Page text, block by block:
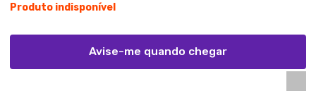
Produto indisponível
Avise-me quando chegar